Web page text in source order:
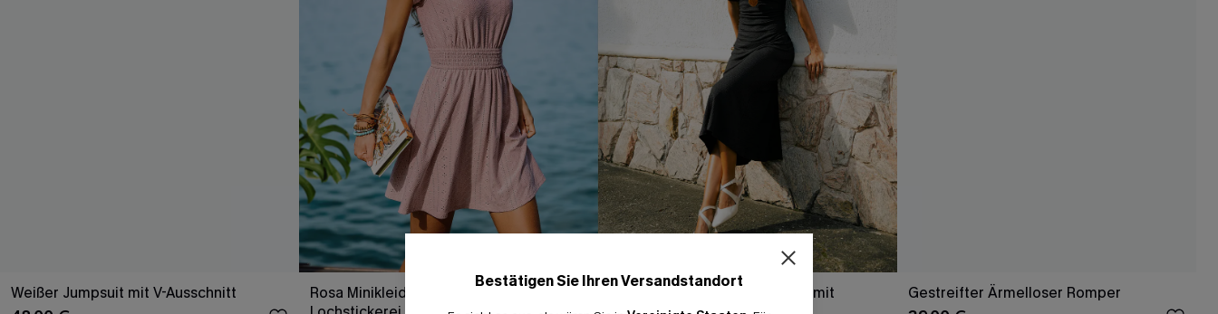
Weißer Jumpsuit mit V-Ausschnitt
Rosa Minikleid mit Puffärmeln und
Schwarzes Kurzarm Maxikleid mit
Gestreifter Ärmelloser Romper
Bestätigen Sie Ihren Versandstandort